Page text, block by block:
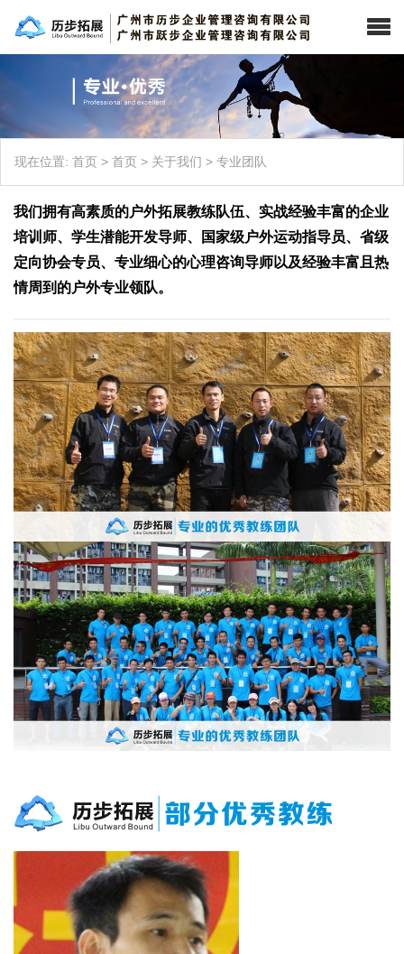
现在位置: 首页 > 首页 > 关于我们 > 专业团队
我们拥有高素质的户外拓展教练队伍、实战经验丰富的企业
培训师、学生潜能开发导师、国家级户外运动指导员、省级
定向协会专员、专业细心的心理咨询导师以及经验丰富且热
情周到的户外专业领队。